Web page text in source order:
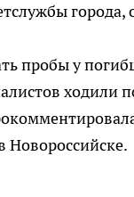
пробы у
ходили
Новороссийске.